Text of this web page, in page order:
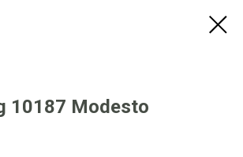
10187 Modesto